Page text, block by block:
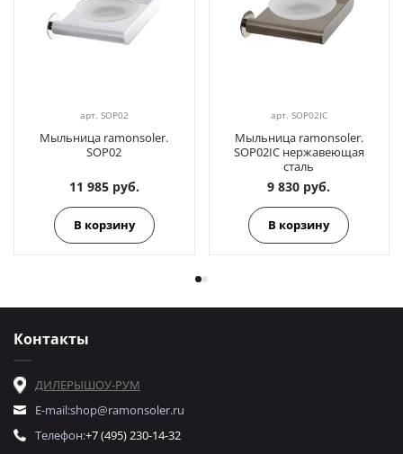
арт. SOP02
Мыльница ramonsoler.
SOP02
11 985 руб.
В корзину
арт. SOP02IC
Мыльница ramonsoler.
SOP02IC нержавеющая
сталь
9 830 руб.
В корзину
Контакты
ДИЛЕРЫШОУ-РУМ
E-mail:shop@ramonsoler.ru
Телефон:+7 (495) 230-14-32